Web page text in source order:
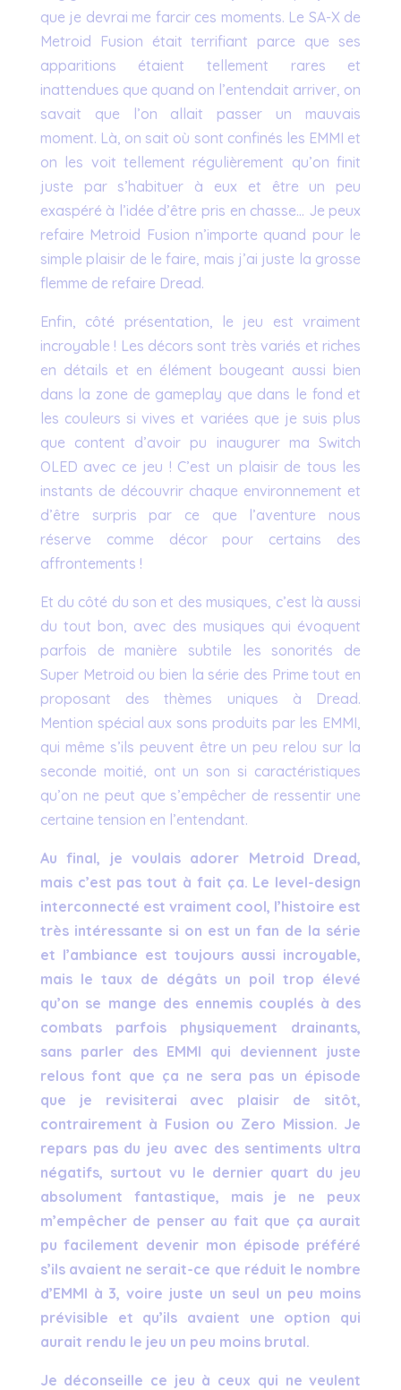
que je devrai me farcir ces moments. Le SA-X de
Metroid Fusion était terrifiant parce que ses
apparitions étaient tellement rares et
inattendues que quand on l’entendait arriver, on
savait que l’on allait passer un mauvais
moment. Là, on sait où sont confinés les EMMI et
on les voit tellement régulièrement qu’on finit
juste par s’habituer à eux et être un peu
exaspéré à l’idée d’être pris en chasse… Je peux
refaire Metroid Fusion n’importe quand pour le
simple plaisir de le faire, mais j’ai juste la grosse
flemme de refaire Dread.
Enfin, côté présentation, le jeu est vraiment
incroyable ! Les décors sont très variés et riches
en détails et en élément bougeant aussi bien
dans la zone de gameplay que dans le fond et
les couleurs si vives et variées que je suis plus
que content d’avoir pu inaugurer ma Switch
OLED avec ce jeu ! C’est un plaisir de tous les
instants de découvrir chaque environnement et
d’être surpris par ce que l’aventure nous
réserve comme décor pour certains des
affrontements !
Et du côté du son et des musiques, c’est là aussi
du tout bon, avec des musiques qui évoquent
parfois de manière subtile les sonorités de
Super Metroid ou bien la série des Prime tout en
proposant des thèmes uniques à Dread.
Mention spécial aux sons produits par les EMMI,
qui même s’ils peuvent être un peu relou sur la
seconde moitié, ont un son si caractéristiques
qu’on ne peut que s’empêcher de ressentir une
certaine tension en l’entendant.
Au final, je voulais adorer Metroid Dread,
mais c’est pas tout à fait ça. Le level-design
interconnecté est vraiment cool, l’histoire est
très intéressante si on est un fan de la série
et l’ambiance est toujours aussi incroyable,
mais le taux de dégâts un poil trop élevé
qu’on se mange des ennemis couplés à des
combats parfois physiquement drainants,
sans parler des EMMI qui deviennent juste
relous font que ça ne sera pas un épisode
que je revisiterai avec plaisir de sitôt,
contrairement à Fusion ou Zero Mission. Je
repars pas du jeu avec des sentiments ultra
négatifs, surtout vu le dernier quart du jeu
absolument fantastique, mais je ne peux
m’empêcher de penser au fait que ça aurait
pu facilement devenir mon épisode préféré
s’ils avaient ne serait-ce que réduit le nombre
d’EMMI à 3, voire juste un seul un peu moins
prévisible et qu’ils avaient une option qui
aurait rendu le jeu un peu moins brutal.
Je déconseille ce jeu à ceux qui ne veulent